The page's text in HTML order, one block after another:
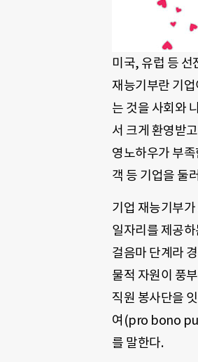
미국, 유럽 등 선
재능기부란 기
는 것을 사회와
서 크게 환영받
영노하우가 부
객 등 기업을 둘
기업 재능기부
일자리를 제공
걸음마 단계라
물적 자원이 풍
직원 봉사단을
여(pro bono
를 말한다.